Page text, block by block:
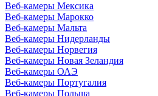
Веб-камеры Мексика
Веб-камеры Марокко
Веб-камеры Мальта
Веб-камеры Нидерланды
Веб-камеры Норвегия
Веб-камеры Новая Зеландия
Веб-камеры ОАЭ
Веб-камеры Португалия
Веб-камеры Польша